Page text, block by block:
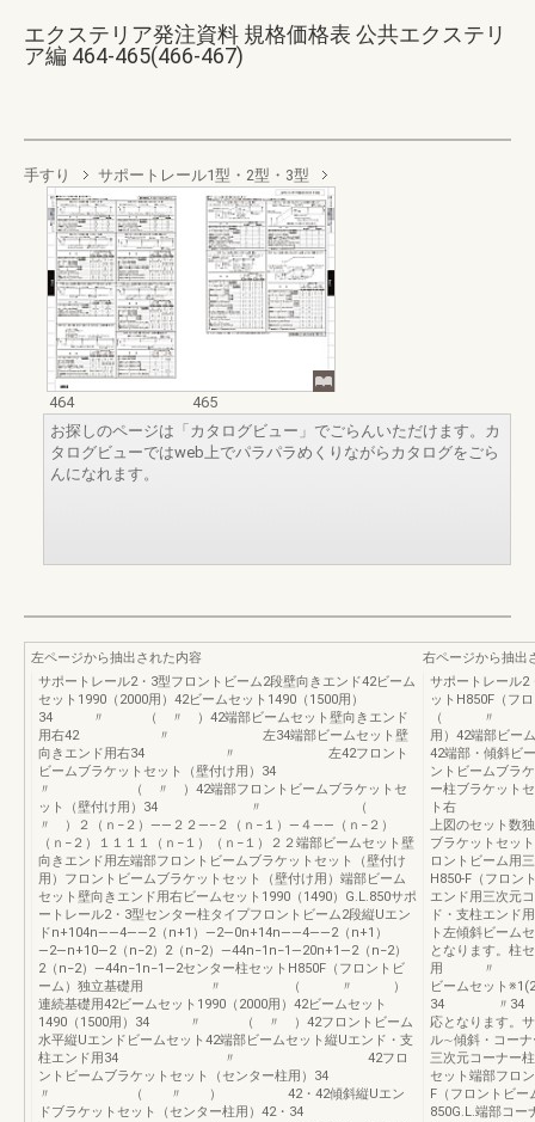
エクステリア発注資料 規格価格表 公共エクステリ
ア編 464-465(466-467)
手すり サポートレール1型・2型・3型
464
465
お探しのページは「カタログビュー」でごらんいただけます。カ
タログビューではweb上でパラパラめくりながらカタログをごら
んになれます。
左ページから抽出された内容
サポートレール2・3型フロントビーム2段壁向きエンド42ビーム
セット1990（2000用）42ビームセット1490（1500用）
34 〃 （ 〃 ）42端部ビームセット壁向きエンド
用右42 〃 左34端部ビームセット壁
向きエンド用右34 〃 左42フロント
ビームブラケットセット（壁付け用）34
〃 （ 〃 ）42端部フロントビームブラケットセ
ット（壁付け用）34 〃 （
〃 ）２（ｎ−２）――２２―−２（ｎ−１）―４――（ｎ−２）
（ｎ−２）１１１１（ｎ−１）（ｎ−１）２２端部ビームセット壁
向きエンド用左端部フロントビームブラケットセット（壁付け
用）フロントビームブラケットセット（壁付け用）端部ビーム
セット壁向きエンド用右ビームセット1990（1490）G.L.850サポ
ートレール2・3型センター柱タイプフロントビーム2段縦Uエン
ドn+104n――4――2（n+1）―2―0n+14n――4――2（n+1）
―2―n+10―2（n−2）2（n−2）―44n−1n−1―20n+1―2（n−2）
2（n−2）―44n−1n−1―2センター柱セットH850F（フロントビ
ーム）独立基礎用 〃 （ 〃 ）
連続基礎用42ビームセット1990（2000用）42ビームセット
1490（1500用）34 〃 （ 〃 ）42フロントビーム
水平縦Uエンドビームセット42端部ビームセット縦Uエンド・支
柱エンド用34 〃 42フロ
ントビームブラケットセット（センター柱用）34
〃 （ 〃 ） 42・42傾斜縦Uエン
ドブラケットセット（センター柱用）42・34
右ページから抽出
サポートレール2
ットH850F
（ 〃 ）連続
用）42端部ビー
42端部・傾斜ビ
ントビームブラ
ー柱ブラケット
ト右 〃
上図のセット
ブラケットセッ
ロントビーム用
H850-F（フロン
エンド用三次元
ド・支柱エンド
ト左傾斜ビーム
となります。柱
用 〃 （
ビームセ
34 〃34
応となります。
ル∼傾斜・コー
三次元コーナー
セット端部フロ
F（フロントビー
850G.L.端部コー